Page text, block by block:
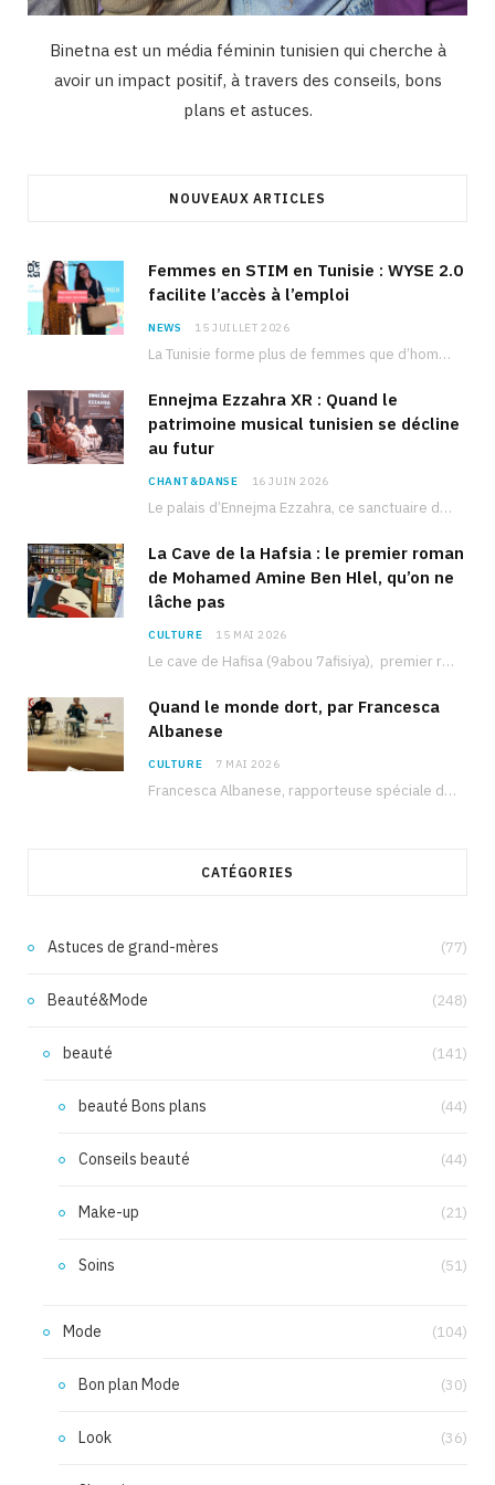
Binetna est un média féminin tunisien qui cherche à
avoir un impact positif, à travers des conseils, bons
plans et astuces.
NOUVEAUX ARTICLES
Femmes en STIM en Tunisie : WYSE 2.0
facilite l’accès à l’emploi
NEWS 15 JUILLET 2026
La Tunisie forme plus de femmes que d’hommes dans les filières scientifiques. Pourtant, pour beaucoup…
Ennejma Ezzahra XR : Quand le
patrimoine musical tunisien se décline
au futur
CHANT&DANSE 16 JUIN 2026
Le palais d’Ennejma Ezzahra, ce sanctuaire de la musique tunisienne et méditerranéenne construit par le…
La Cave de la Hafsia : le premier roman
de Mohamed Amine Ben Hlel, qu’on ne
lâche pas
CULTURE 15 MAI 2026
Le cave de Hafisa (9abou 7afisiya), premier roman du journaliste tunisien Mohamed Amine Ben Hlel,…
Quand le monde dort, par Francesca
Albanese
CULTURE 7 MAI 2026
Francesca Albanese, rapporteuse spéciale de l’ONU sur les territoires palestiniens occupés, était à Tunis pour…
CATÉGORIES
Astuces de grand-mères (77)
Beauté&Mode (248)
beauté (141)
beauté Bons plans (44)
Conseils beauté (44)
Make-up (21)
Soins (51)
Mode (104)
Bon plan Mode (30)
Look (36)